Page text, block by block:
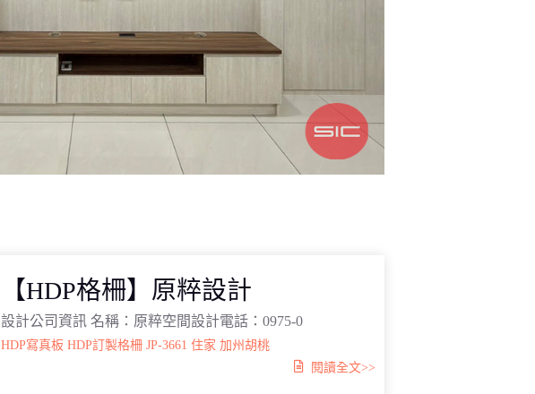
【HDP格柵】原粹設計
設計公司資訊 名稱：原粹空間設計電話：0975-0
HDP寫真板 HDP訂製格柵 JP-3661 住家 加州胡桃
閱讀全文>>